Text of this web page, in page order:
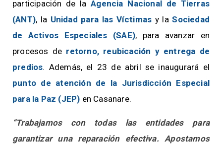
participación de laAgencia Nacional de Tierras
(ANT), la Unidad para las Víctimas y laSociedad
de Activos Especiales (SAE), para avanzar en
procesos de retorno, reubicación y entrega de
predios. Además, el 23 de abril se inaugurará el
punto de atención de la Jurisdicción Especial
para la Paz (JEP) en Casanare.
“Trabajamos con todas las entidades para
garantizar una reparación efectiva. Apostamos